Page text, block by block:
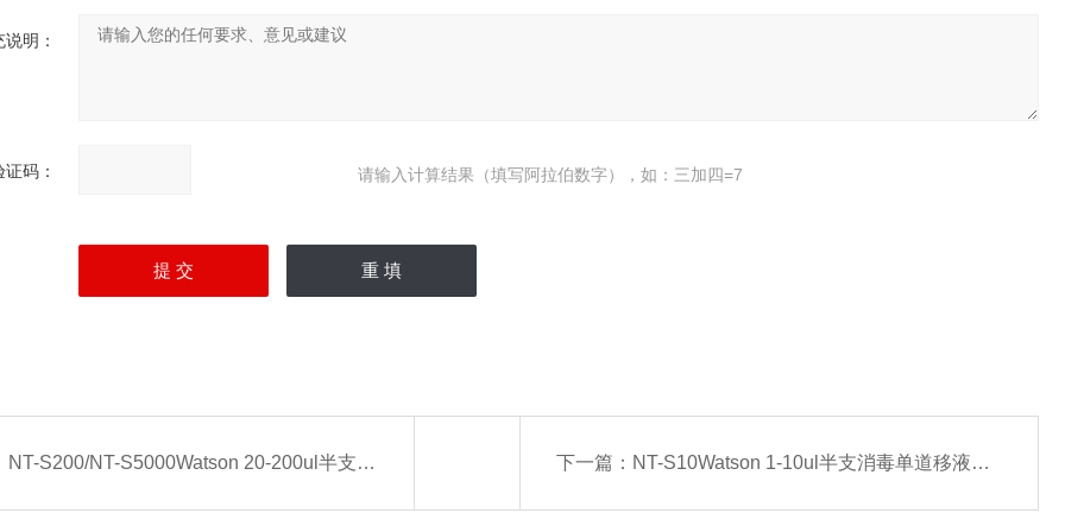
明：
证码： 请输入计算结果（填写阿拉伯数字），如：三加四=7
NT-S200/NT-S5000Watson 20-200ul半支消毒单道移液器 下一篇： NT-S10Watson 1-10ul半支消毒单道移液器-常备现货